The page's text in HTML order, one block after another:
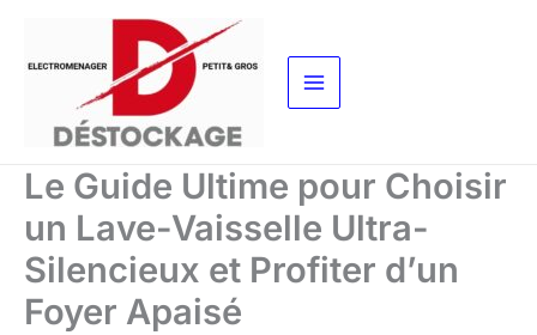
contenu
Le Guide Ultime pour Choisir
un Lave-Vaisselle Ultra-
Silencieux et Profiter d’un
Foyer Apaisé